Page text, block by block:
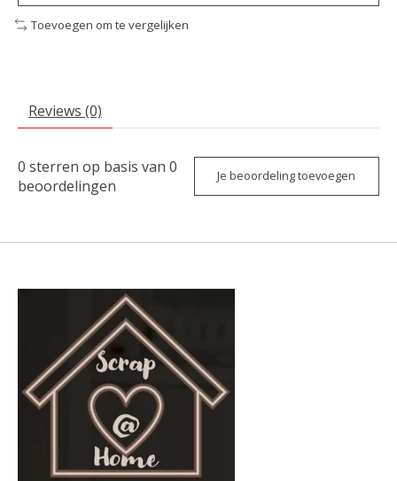
Toevoegen om te vergelijken
Reviews (0)
0 sterren op basis van 0
beoordelingen
Je beoordeling toevoegen